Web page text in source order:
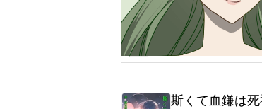
全作品 ブックマーク 更新カ
斯くて血鎌は死